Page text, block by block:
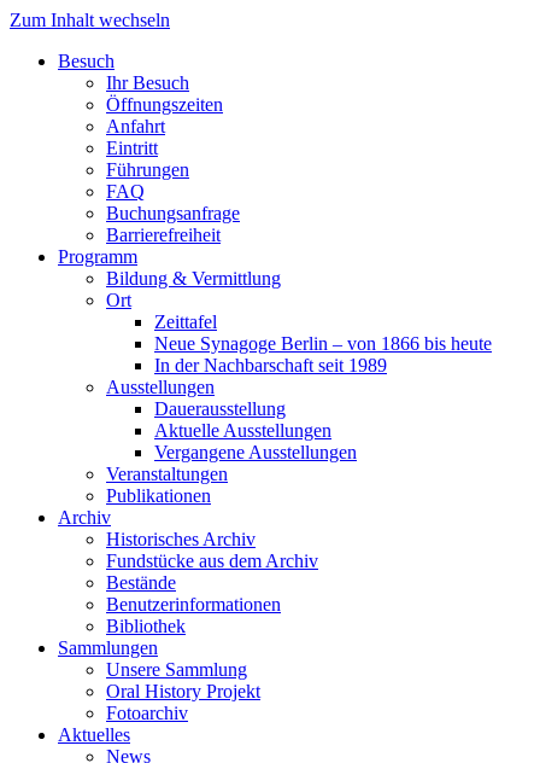
Zum Inhalt wechseln
Besuch
Ihr Besuch
Öffnungszeiten
Anfahrt
Eintritt
Führungen
FAQ
Buchungsanfrage
Barrierefreiheit
Programm
Bildung & Vermittlung
Ort
Zeittafel
Neue Synagoge Berlin – von 1866 bis heute
In der Nachbarschaft seit 1989
Ausstellungen
Dauerausstellung
Aktuelle Ausstellungen
Vergangene Ausstellungen
Veranstaltungen
Publikationen
Archiv
Historisches Archiv
Fundstücke aus dem Archiv
Bestände
Benutzerinformationen
Bibliothek
Sammlungen
Unsere Sammlung
Oral History Projekt
Fotoarchiv
Aktuelles
News